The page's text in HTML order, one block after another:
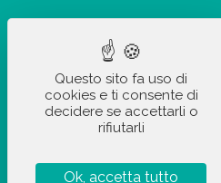
Questo sito fa uso di
cookies e ti consente di
decidere se accettarli o
rifiutarli
Ok, accetta tutto